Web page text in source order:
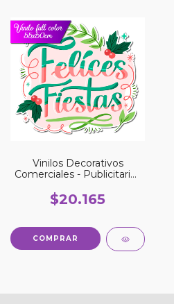
Vinilos Decorativos
Comerciales - Publicitarios
$20.165
COMPRAR